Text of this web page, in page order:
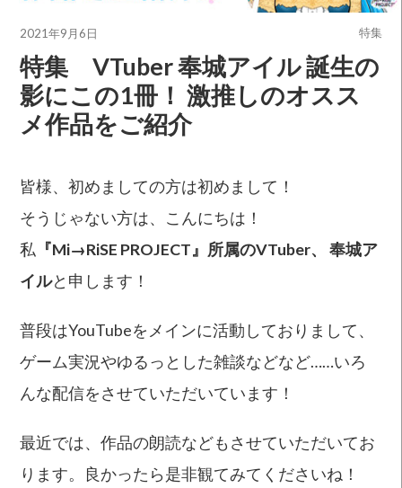
特集 VTuber 奉城アイル 誕生の
影にこの1冊！ 激推しのオスス
メ作品をご紹介
皆様、初めましての方は初めまして！
そうじゃない方は、こんにちは！
私 『Mi→RiSE PROJECT』所属のVTuber、 奉城ア
イルと申します！
普段はYouTubeをメインに活動しておりまして、
ゲーム実況やゆるっとした雑談などなど……いろ
んな配信をさせていただいています！
最近では、作品の朗読などもさせていただいてお
ります。良かったら是非観てみてくださいね！
2021年9月6日 特集